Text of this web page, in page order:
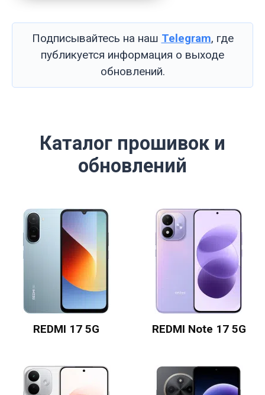
Подписывайтесь на наш Telegram, где
публикуется информация о выходе
обновлений.
Каталог прошивок и
обновлений
REDMI 17 5G REDMI Note 17 5G